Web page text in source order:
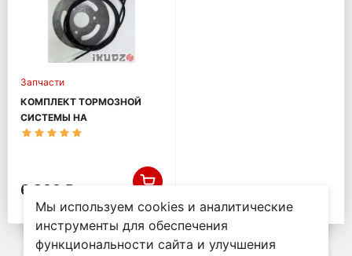
Запчасти
КОМПЛЕКТ ТОРМОЗНОЙ
СИСТЕМЫ НА
МОТОБУКСИРОВЩИК
6 300 ₽
Мы используем cookies и аналитические
инструменты для обеспечения
функциональности сайта и улучшения